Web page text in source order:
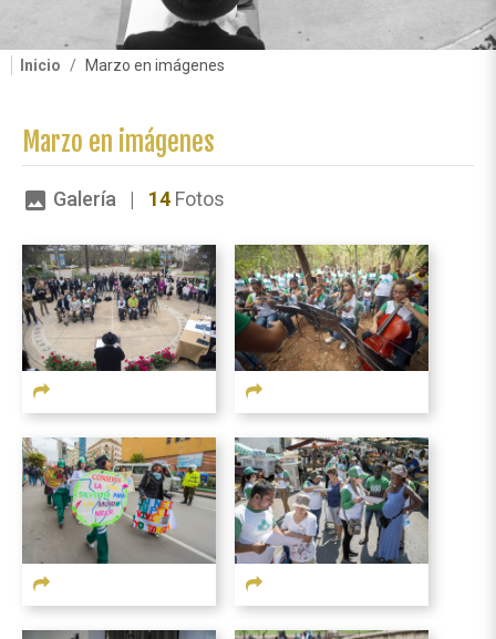
Inicio Marzo en imágenes
Marzo en imágenes
image Galería | 14 Fotos